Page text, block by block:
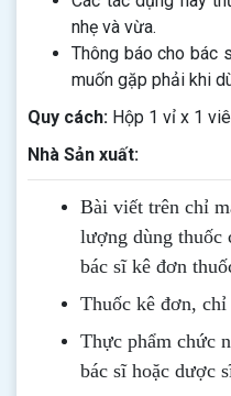
nhẹ và vừa.
Thông báo cho bác
muốn gặp phải khi
Quy cách: Hộp 1 vỉ x 1
Nhà Sản xuất:
Bài viết trên chỉ
lượng dùng thuốc
bác sĩ kê đơn
Thuốc kê đơn,
Thực phẩm chức
bác sĩ hoặc dược